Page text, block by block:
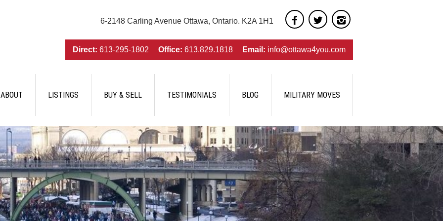
6-2148 Carling Avenue Ottawa, Ontario. K2A 1H1
Direct: 613-295-1802 Office: 613.829.1818 Email: info@ottawa4you.com
ABOUT LISTINGS BUY & SELL TESTIMONIALS BLOG MILITARY MOVES